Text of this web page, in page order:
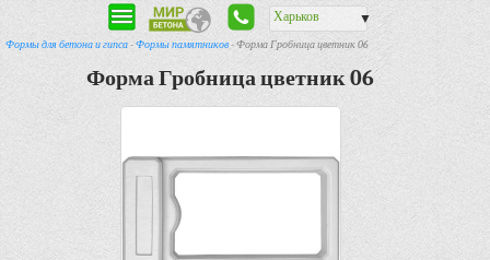
Харьков ▼
Формы для бетона и гипса-Формы памятников- Форма Гробница цветник 06
Форма Гробница цветник 06